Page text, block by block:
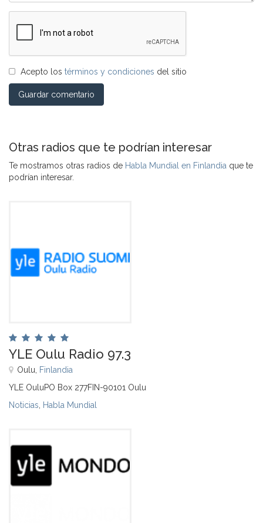
Acepto los términos y condiciones del sitio
Guardar comentario
Otras radios que te podrían interesar
Te mostramos otras radios de Habla Mundial en Finlandia que te
podrían interesar.
YLE Oulu Radio 97.3
Oulu, Finlandia
YLE OuluPO Box 277FIN-90101 Oulu
Noticias Habla Mundial